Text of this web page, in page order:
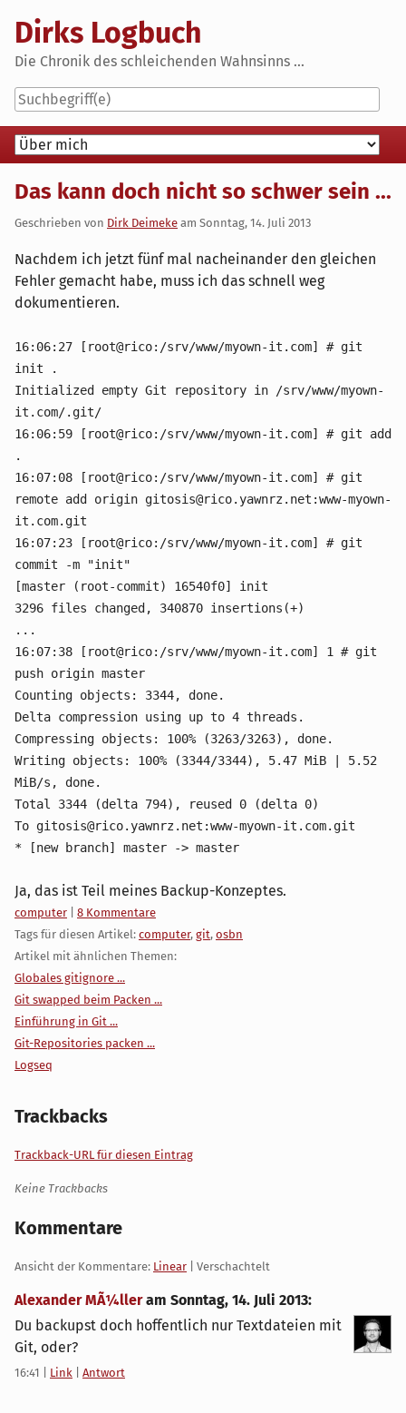
content
Dirks Logbuch
Die Chronik des schleichenden Wahnsinns ...
Navigation
Das kann doch nicht so schwer sein ...
Geschrieben von Dirk Deimeke am Sonntag, 14. Juli 2013
Nachdem ich jetzt fünf mal nacheinander den gleichen
Fehler gemacht habe, muss ich das schnell weg
dokumentieren.
16:06:27 [root@rico:/srv/www/myown-it.com] # git
init .
Initialized empty Git repository in /srv/www/myown-
it.com/.git/
16:06:59 [root@rico:/srv/www/myown-it.com] # git add
.
16:07:08 [root@rico:/srv/www/myown-it.com] # git
remote add origin gitosis@rico.yawnrz.net:www-myown-
it.com.git
16:07:23 [root@rico:/srv/www/myown-it.com] # git
commit -m "init"
[master (root-commit) 16540f0] init
3296 files changed, 340870 insertions(+)
...
16:07:38 [root@rico:/srv/www/myown-it.com] 1 # git
push origin master
Counting objects: 3344, done.
Delta compression using up to 4 threads.
Compressing objects: 100% (3263/3263), done.
Writing objects: 100% (3344/3344), 5.47 MiB | 5.52
MiB/s, done.
Total 3344 (delta 794), reused 0 (delta 0)
To gitosis@rico.yawnrz.net:www-myown-it.com.git
* [new branch] master -> master
Ja, das ist Teil meines Backup-Konzeptes.
Kategorien:
computer
8 Kommentare
Tags für diesen Artikel: computer, git, osbn
Artikel mit ähnlichen Themen:
Globales gitignore ...
Git swapped beim Packen ...
Einführung in Git ...
Git-Repositories packen ...
Logseq
Trackbacks
Trackback-URL für diesen Eintrag
Keine Trackbacks
Kommentare
Ansicht der Kommentare: Linear | Verschachtelt
Alexander MÃ¼lleram Sonntag, 14. Juli 2013:
Du backupst doch hoffentlich nur Textdateien mit
Git, oder?
16:41 Link Antwort